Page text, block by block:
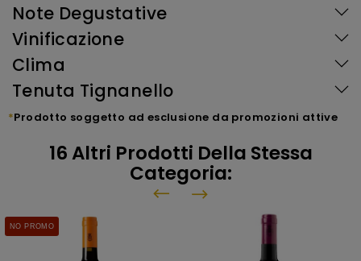
Note Degustative
Vinificazione
Clima
Tenuta Tignanello
*Prodotto soggetto ad esclusione da promozioni attive
16 Altri Prodotti Della Stessa
Categoria:
NO PROMO